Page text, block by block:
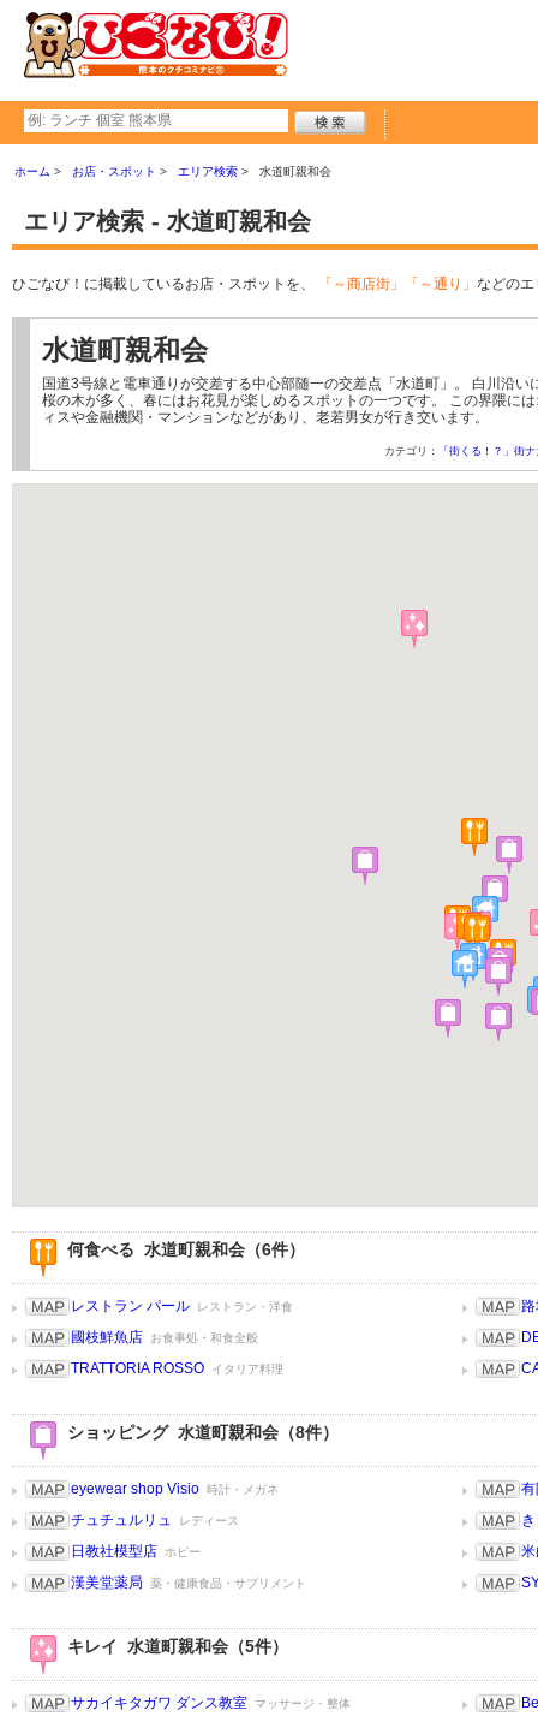
ホーム お店・スポット エリア検索 水道町親和会
エリア検索 - 水道町親和会
ひごなび！に掲載しているお店・スポットを、 「～商店街」「～通り」 などのエ
水道町親和会
国道3号線と電車通りが交差する中心部随一の交差点「水道町」。 白川沿い
桜の木が多く、春にはお花見が楽しめるスポットの一つです。 この界隈に
ィスや金融機関・マンションなどがあり、老若男女が行き交います。
カテゴリ： 「街くる！？」街
何食べる 水道町親和会（6件）
レストラン パール レストラン・洋食
國枝鮮魚店
お食事処・和食全般
TRATTORIA ROSSO
イタリア料理
ショッピング 水道町親和会（8件）
eyewear shop Visio 時計・メガネ
チュチュルリュ
レディース
日教社模型店
ホビー
漢美堂薬局
薬・健康食品・サプリメント
キレイ 水道町親和会（5件）
サカイキタガワ ダンス教室 マッサージ・整体